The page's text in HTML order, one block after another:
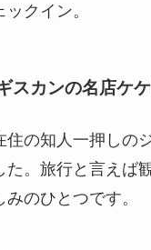
クイン。
スカンの名店ケ
住の知人一押しの
た。旅行と言えば
のひとつです。